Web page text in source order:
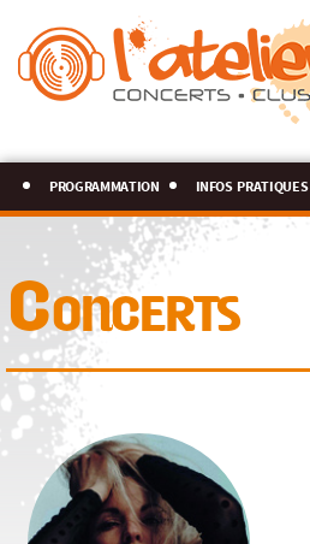
programmation infos pratiques
Concerts